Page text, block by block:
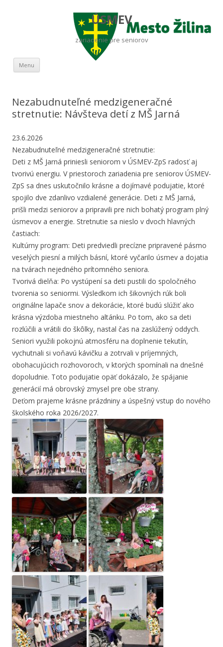
ÚSMEV
zariadenie pre seniorov
Menu Preskočiť na obsah
Nezabudnuteľné medzigeneračné
stretnutie: Návšteva detí z MŠ Jarná
23.6.2026
Nezabudnuteľné medzigeneračné stretnutie:
Deti z MŠ Jarná priniesli seniorom v ÚSMEV-ZpS radosť aj
tvorivú energiu. V priestoroch zariadenia pre seniorov ÚSMEV-
ZpS sa dnes uskutočnilo krásne a dojímavé podujatie, ktoré
spojilo dve zdanlivo vzdialené generácie. Deti z MŠ Jarná,
prišli medzi seniorov a pripravili pre nich bohatý program plný
úsmevov a energie. Stretnutie sa nieslo v dvoch hlavných
častiach:
Kultúrny program: Deti predviedli precízne pripravené pásmo
veselých piesní a milých básní, ktoré vyčarilo úsmev a dojatia
na tvárach nejedného prítomného seniora.
Tvorivá dielňa: Po vystúpení sa deti pustili do spoločného
tvorenia so seniormi. Výsledkom ich šikovných rúk boli
originálne lapače snov a dekorácie, ktoré budú slúžiť ako
krásna výzdoba miestneho altánku. Po tom, ako sa deti
rozlúčili a vrátili do škôlky, nastal čas na zaslúžený oddych.
Seniori využili pokojnú atmosféru na doplnenie tekutín,
vychutnali si voňavú kávičku a zotrvali v príjemných,
obohacujúcich rozhovoroch, v ktorých spomínali na dnešné
dopoludnie. Toto podujatie opäť dokázalo, že spájanie
generácií má obrovský zmysel pre obe strany.
Deťom prajeme krásne prázdniny a úspešný vstup do nového
školského roka 2026/2027.